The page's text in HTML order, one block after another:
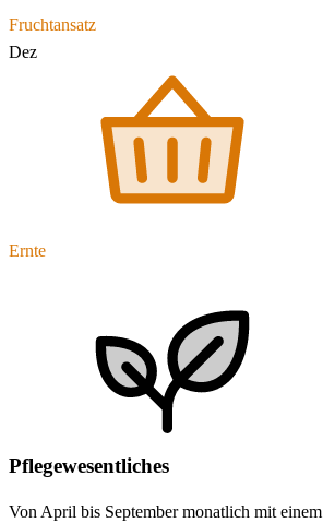
Fruchtansatz
Dez
Ernte
Pflegewesentliches
Von April bis September monatlich mit